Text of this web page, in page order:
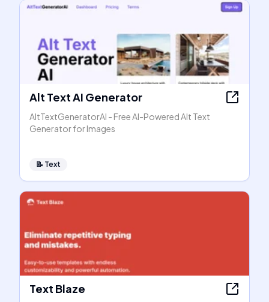
Alt Text AI Generator
AltTextGeneratorAI - Free AI-Powered Alt Text
Generator for Images
📝 Text
Text Blaze